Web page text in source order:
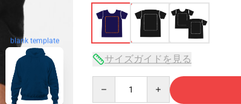
blank template
サイズガイドを見る